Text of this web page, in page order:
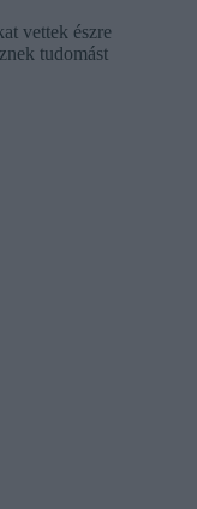
vettek észre
tudomást